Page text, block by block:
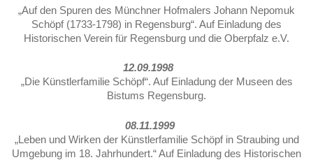
„Auf den Spuren des Münchner Hofmalers Johann Nepomuk
Schöpf (1733-1798) in Regensburg“. Auf Einladung des
Historischen Verein für Regensburg und die Oberpfalz e.V.
12.09.1998
„Die Künstlerfamilie Schöpf“. Auf Einladung der Museen des
Bistums Regensburg.
08.11.1999
„Leben und Wirken der Künstlerfamilie Schöpf in Straubing und
Umgebung im 18. Jahrhundert.“ Auf Einladung des Historischen